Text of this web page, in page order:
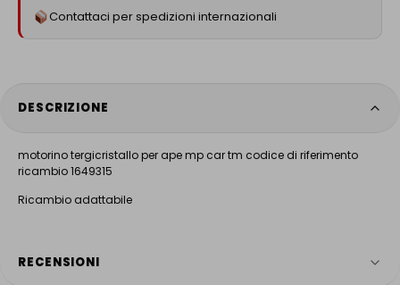
Contattaci per spedizioni internazionali
DESCRIZIONE
motorino tergicristallo per ape mp car tm codice di riferimento
ricambio 1649315
Ricambio adattabile
RECENSIONI